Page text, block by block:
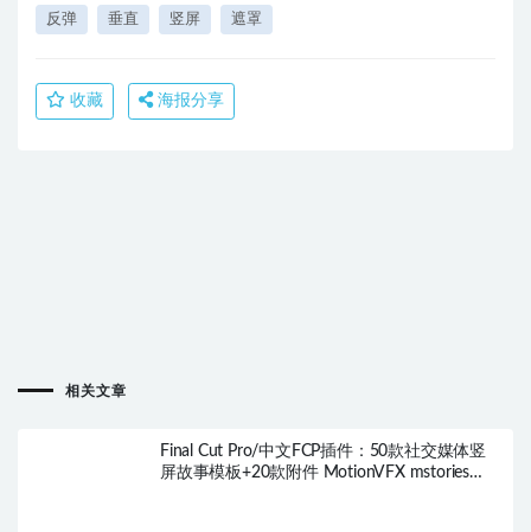
反弹 垂直 竖屏 遮罩
收藏 海报分享
相关文章
Final Cut Pro/中文FCP插件：50款社交媒体竖
屏故事模板+20款附件 MotionVFX mstories